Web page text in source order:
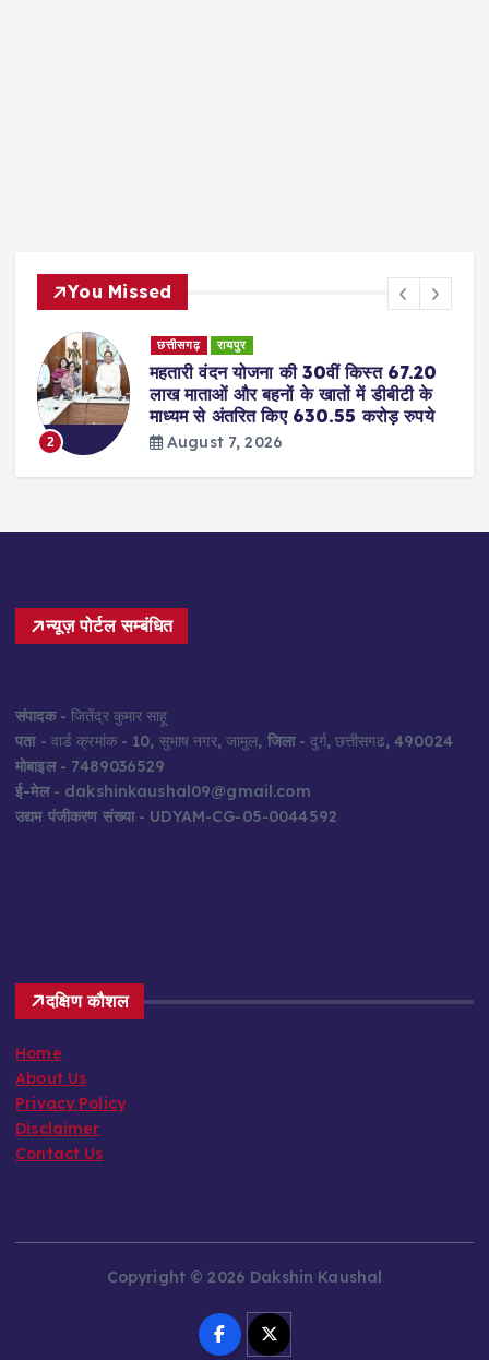
You Missed
2
छत्तीसगढ़ रायपुर
महतारी वंदन योजना की 30वीं किस्त 67.20
लाख माताओं और बहनों के खातों में डीबीटी के
माध्यम से अंतरित किए 630.55 करोड़ रुपये
August 7, 2026
न्यूज़ पोर्टल सम्बंधित
संपादक- जितेंद्र कुमार साहू
पता- वार्ड क्रमांक - 10, सुभाष नगर, जामुल, जिला- दुर्ग, छत्तीसगढ, 490024
मोबाइल- 7489036529
ई-मेल- dakshinkaushal09@gmail.com
उद्यम पंजीकरण संख्या- UDYAM-CG-05-0044592
दक्षिण कौशल
Home
About Us
Privacy Policy
Disclaimer
Contact Us
Copyright © 2026 Dakshin Kaushal